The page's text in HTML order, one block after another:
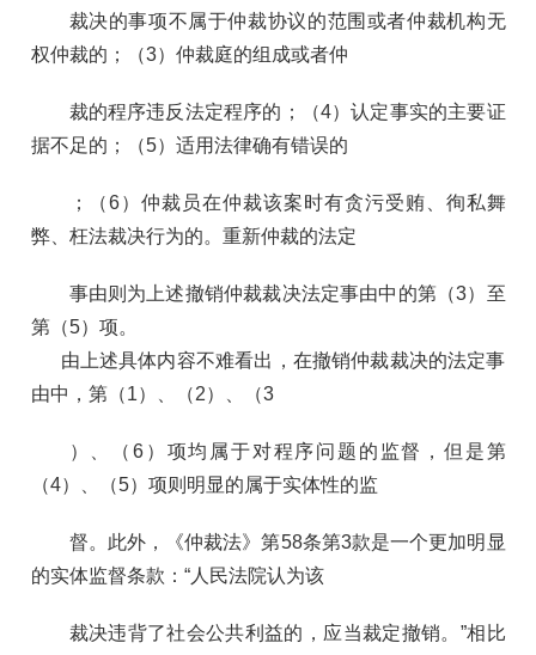
裁决的事项不属于仲裁协议的范围或者仲裁机构无
权仲裁的；（3）仲裁庭的组成或者仲
裁的程序违反法定程序的；（4）认定事实的主要证
据不足的；（5）适用法律确有错误的
；（6）仲裁员在仲裁该案时有贪污受贿、徇私舞
弊、枉法裁决行为的。重新仲裁的法定
事由则为上述撤销仲裁裁决法定事由中的第（3）至
第（5）项。
由上述具体内容不难看出，在撤销仲裁裁决的法定事
由中，第（1）、（2）、（3
）、（6）项均属于对程序问题的监督，但是第
（4）、（5）项则明显的属于实体性的监
督。此外，《仲裁法》第58条第3款是一个更加明显
的实体监督条款：“人民法院认为该
裁决违背了社会公共利益的，应当裁定撤销。”相比